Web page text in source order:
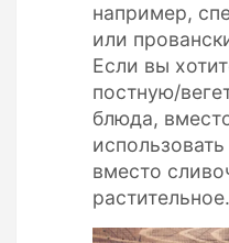
например,
или
Если вы
постную/
блюда,
вместо
растительное.